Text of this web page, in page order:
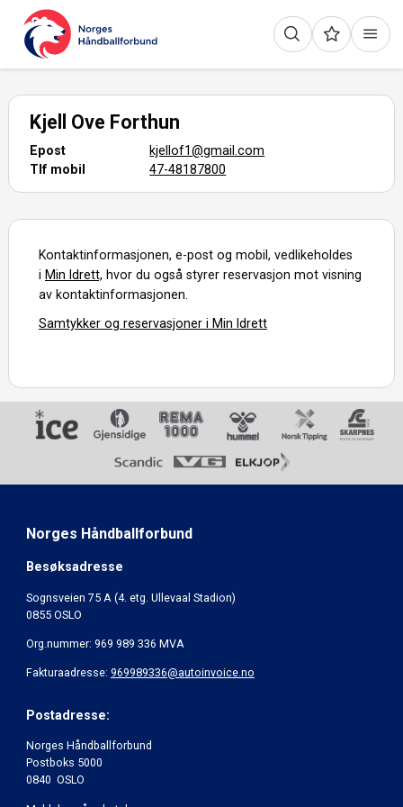
Kjell Ove Forthun
Epost
kjellof1@gmail.com
Tlf mobil
47-48187800
Kontaktinformasjonen, e-post og mobil, vedlikeholdes
i Min Idrett, hvor du også styrer reservasjon mot visning
av kontaktinformasjonen.
Samtykker og reservasjoner i Min Idrett
Norges Håndballforbund
Besøksadresse
Sognsveien 75 A (4. etg. Ullevaal Stadion)
0855 OSLO
Org.nummer: 969 989 336 MVA
Fakturaadresse: 969989336@autoinvoice.no
Postadresse:
Norges Håndballforbund
Postboks 5000
0840 OSLO